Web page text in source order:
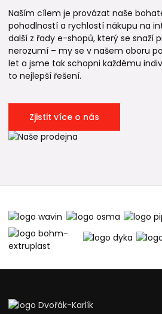
Naším cílem je provázat naše
pohodlností a rychlostí nákupu na
další z řady e-shopů, který se snaží
nerozumí – my se v našem oboru
let a jsme tak schopni každému
to nejlepší řešení.
Zjistit více o nás